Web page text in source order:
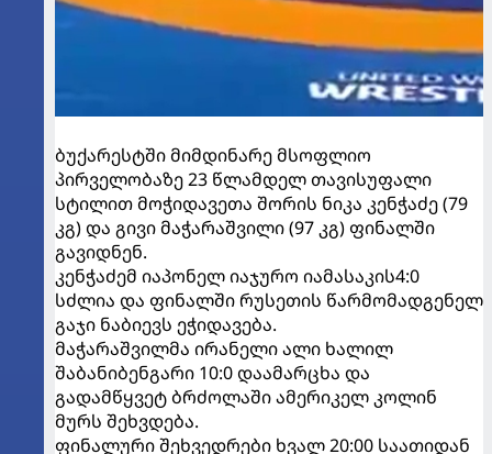
ბუქარესტში მიმდინარე მსოფლიო
პირველობაზე 23 წლამდელ თავისუფალი
სტილით მოჭიდავეთა შორის ნიკა კენჭაძე (79
კგ) და გივი მაჭარაშვილი (97 კგ) ფინალში
გავიდნენ.
კენჭაძემ იაპონელ იაჯურო იამასაკის4:0
სძლია და ფინალში რუსეთის წარმომადგენელ
გაჯი ნაბიევს ეჭიდავება.
მაჭარაშვილმა ირანელი ალი ხალილ
შაბანიბენგარი 10:0 დაამარცხა და
გადამწყვეტ ბრძოლაში ამერიკელ კოლინ
მურს შეხვდება.
ფინალური შეხვედრები ხვალ 20:00 საათიდან